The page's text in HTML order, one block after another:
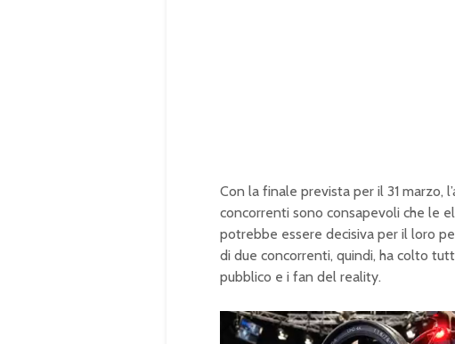
Con la finale prevista per il 31 marzo,
concorrenti sono consapevoli che le
potrebbe essere decisiva per il loro
di due concorrenti, quindi, ha colto
pubblico e i fan del reality.